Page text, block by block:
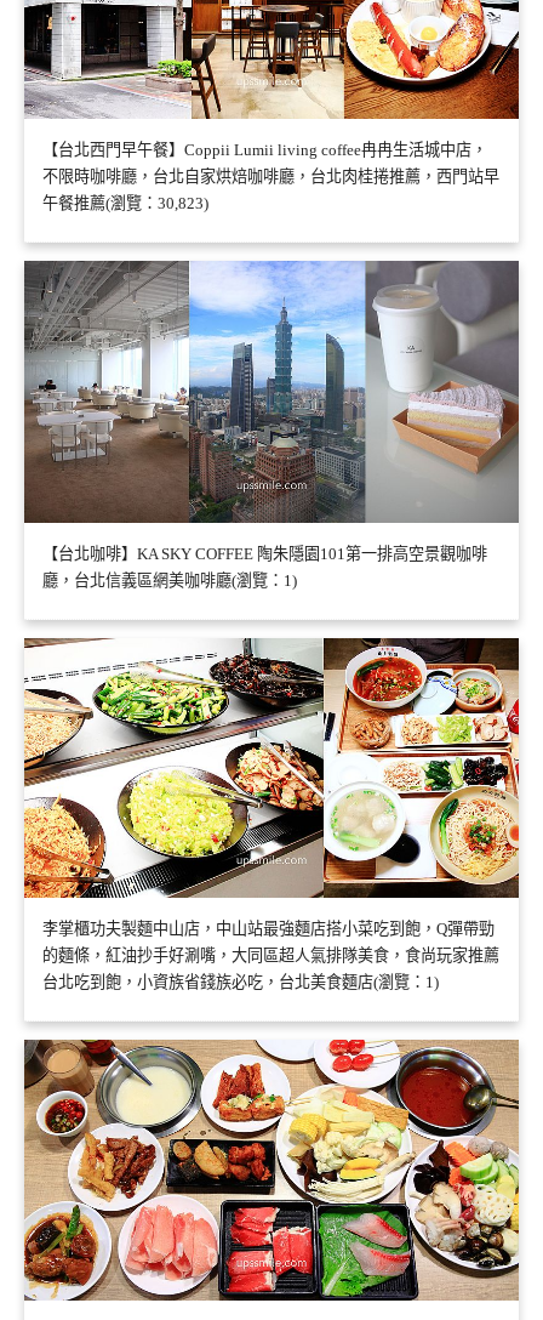
【台北西門早午餐】Coppii Lumii living coffee冉冉生活城中店，
不限時咖啡廳，台北自家烘焙咖啡廳，台北肉桂捲推薦，西門站早
午餐推薦(瀏覽：30,823)
【台北咖啡】KA SKY COFFEE 陶朱隱園101第一排高空景觀咖啡
廳，台北信義區網美咖啡廳(瀏覽：1)
李掌櫃功夫製麵中山店，中山站最強麵店搭小菜吃到飽，Q彈帶勁
的麵條，紅油抄手好涮嘴，大同區超人氣排隊美食，食尚玩家推薦
台北吃到飽，小資族省錢族必吃，台北美食麵店(瀏覽：1)